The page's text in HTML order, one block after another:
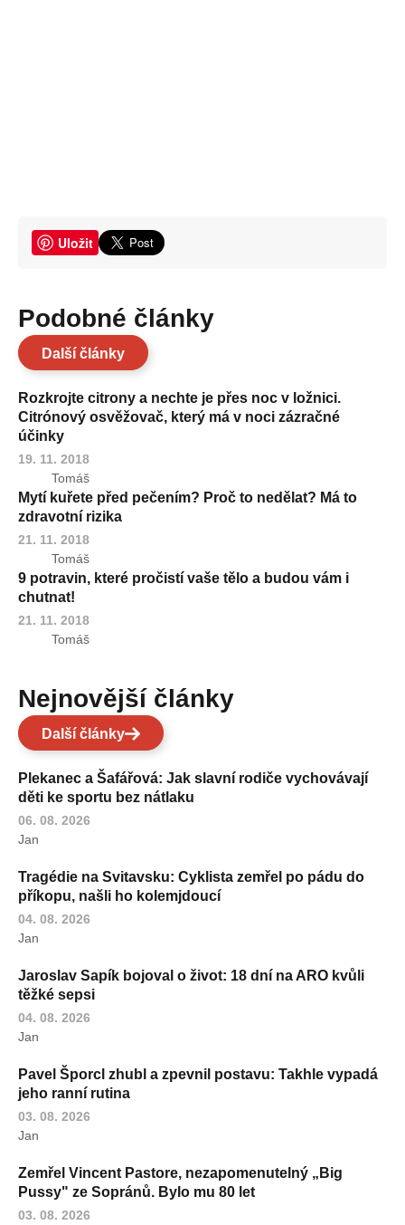
Uložit
Podobné články
Další články
Rozkrojte citrony a nechte je přes noc v ložnici.
Citrónový osvěžovač, který má v noci zázračné
účinky
19. 11. 2018
Tomáš
Mytí kuřete před pečením? Proč to nedělat? Má to
zdravotní rizika
21. 11. 2018
Tomáš
9 potravin, které pročistí vaše tělo a budou vám i
chutnat!
21. 11. 2018
Tomáš
Nejnovější články
Další články
Plekanec a Šafářová: Jak slavní rodiče vychovávají
děti ke sportu bez nátlaku
06. 08. 2026
Jan
Tragédie na Svitavsku: Cyklista zemřel po pádu do
příkopu, našli ho kolemjdoucí
04. 08. 2026
Jan
Jaroslav Sapík bojoval o život: 18 dní na ARO kvůli
těžké sepsi
04. 08. 2026
Jan
Pavel Šporcl zhubl a zpevnil postavu: Takhle vypadá
jeho ranní rutina
03. 08. 2026
Jan
Zemřel Vincent Pastore, nezapomenutelný „Big
Pussy" ze Sopránů. Bylo mu 80 let
03. 08. 2026